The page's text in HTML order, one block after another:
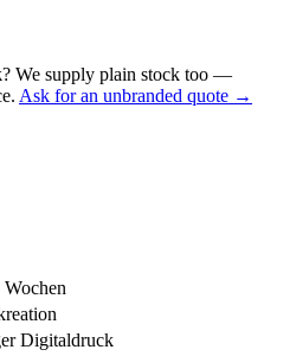
? We supply plain stock too —
Ask for an unbranded quote →
Digitaldruck